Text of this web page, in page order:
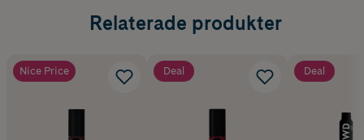
Relaterade produkter
Nice Price Deal Deal